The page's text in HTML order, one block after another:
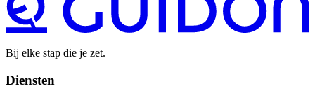
Bij elke stap die je zet.
Diensten